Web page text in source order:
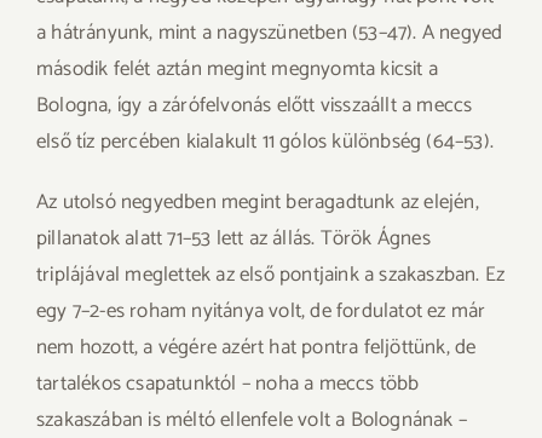
a hátrányunk, mint a nagyszünetben (53–47). A negyed
második felét aztán megint megnyomta kicsit a
Bologna, így a zárófelvonás előtt visszaállt a meccs
első tíz percében kialakult 11 gólos különbség (64–53).
Az utolsó negyedben megint beragadtunk az elején,
pillanatok alatt 71–53 lett az állás. Török Ágnes
triplájával meglettek az első pontjaink a szakaszban. Ez
egy 7–2-es roham nyitánya volt, de fordulatot ez már
nem hozott, a végére azért hat pontra feljöttünk, de
tartalékos csapatunktól – noha a meccs több
szakaszában is méltó ellenfele volt a Bolognának –